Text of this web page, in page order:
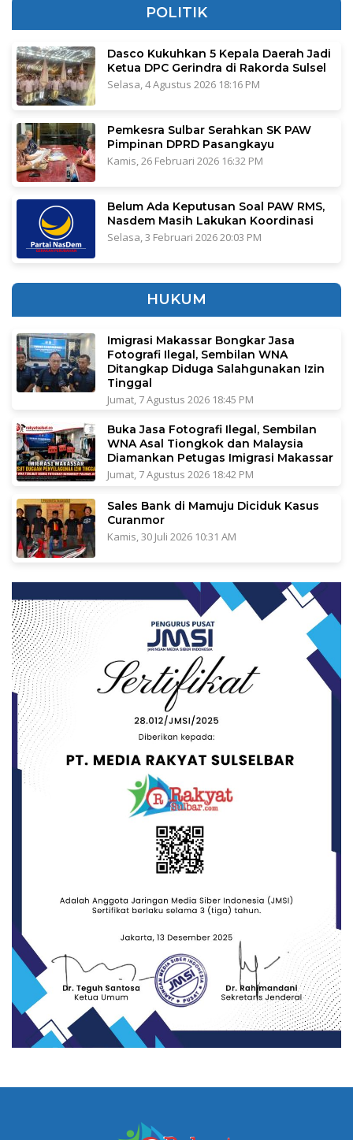
POLITIK
Dasco Kukuhkan 5 Kepala Daerah Jadi
Ketua DPC Gerindra di Rakorda Sulsel
Selasa, 4 Agustus 2026 18:16 PM
Pemkesra Sulbar Serahkan SK PAW
Pimpinan DPRD Pasangkayu
Kamis, 26 Februari 2026 16:32 PM
Belum Ada Keputusan Soal PAW RMS,
Nasdem Masih Lakukan Koordinasi
Selasa, 3 Februari 2026 20:03 PM
HUKUM
Imigrasi Makassar Bongkar Jasa
Fotografi Ilegal, Sembilan WNA
Ditangkap Diduga Salahgunakan Izin
Tinggal
Jumat, 7 Agustus 2026 18:45 PM
Buka Jasa Fotografi Ilegal, Sembilan
WNA Asal Tiongkok dan Malaysia
Diamankan Petugas Imigrasi Makassar
Jumat, 7 Agustus 2026 18:42 PM
Sales Bank di Mamuju Diciduk Kasus
Curanmor
Kamis, 30 Juli 2026 10:31 AM